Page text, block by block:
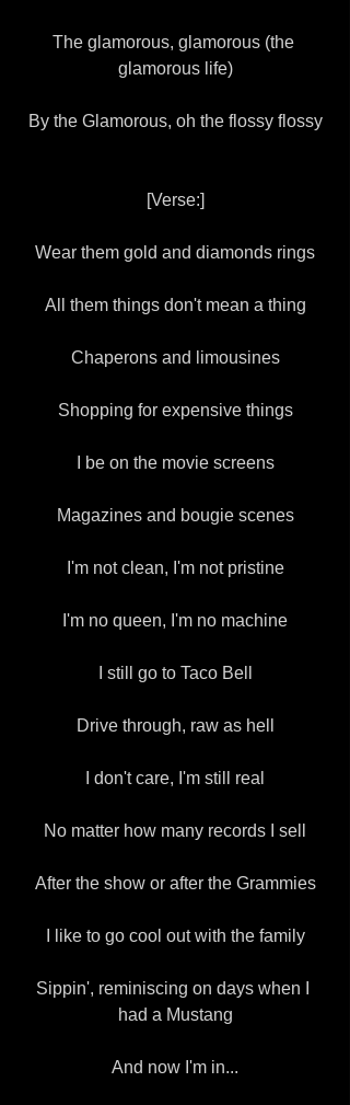
The glamorous, glamorous (the
glamorous life)
By the Glamorous, oh the flossy flossy
[Verse:]
Wear them gold and diamonds rings
All them things don't mean a thing
Chaperons and limousines
Shopping for expensive things
I be on the movie screens
Magazines and bougie scenes
I'm not clean, I'm not pristine
I'm no queen, I'm no machine
I still go to Taco Bell
Drive through, raw as hell
I don't care, I'm still real
No matter how many records I sell
After the show or after the Grammies
I like to go cool out with the family
Sippin', reminiscing on days when I
had a Mustang
And now I'm in...